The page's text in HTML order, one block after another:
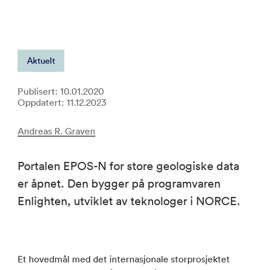
Aktuelt
Publisert: 10.01.2020
Oppdatert: 11.12.2023
Andreas R. Graven
Portalen EPOS-N for store geologiske data
er åpnet. Den bygger på programvaren
Enlighten, utviklet av teknologer i NORCE.
Et hovedmål med det internasjonale storprosjektet